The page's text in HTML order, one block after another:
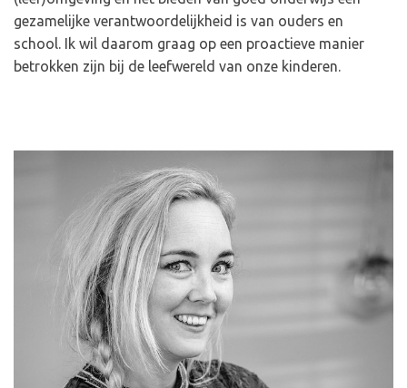
gezamelijke verantwoordelijkheid is van ouders en
school. Ik wil daarom graag op een proactieve manier
betrokken zijn bij de leefwereld van onze kinderen.